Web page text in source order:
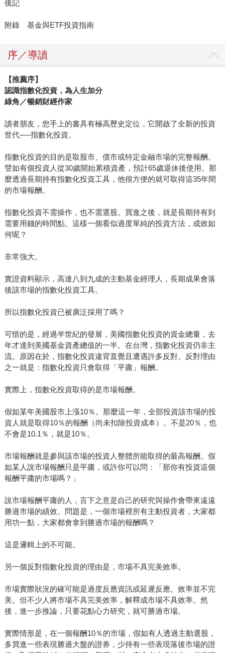
後記
附錄 基金與ETF投資指南
序／導讀
【推薦序】
認識指數化投資，為人生加分
綠角／暢銷財經作家
讀者朋友，您手上的書具有極高歷史定位，它開啟了全新的投資
世代──指數化投資。
指數化投資的目的是取股市、債市或特定金融市場的完整報酬。
譬如有個投資人從30歲開始累積資產，預計65歲退休後使用。那
麼透過長期持有指數化投資工具，他很方便的就可取得這35年間
的市場報酬。
指數化投資不需操作，也不需選股。買進之後，就是長期持有到
需要用錢的時間點。這樣一個看似過度單純的投資方法，成效如
何呢？
非常強大。
實證資料顯示，高達八到九成的主動基金經理人，長期成果會落
後該市場的指數化投資工具。
所以指數化投資已被廣泛採用了嗎？
可惜的是，經過半世紀的發展，美國指數化投資的資金總量，去
年才達到美國基金資產總值的一半。在台灣，指數化投資仍非主
流。原因在於，指數化投資違背直覺且遭遇許多反對。反對理由
之一就是：指數化投資只會取得「平庸」報酬。
實際上，指數化投資取得的是市場報酬。
假如某年美國股市上漲10％。那麼這一年，全部投資該市場的投
資人就是取得10％的報酬（尚未扣除投資成本）。不是20％，也
不會是10.1％，就是10％。
市場報酬就是參與該市場的投資人整體所能取得的最高報酬。假
如某人說市場報酬只是平庸，或許你可以問：「那你有投資這個
報酬平庸的市場嗎？」
說市場報酬平庸的人，言下之意是自己的研究與操作會帶來遠遠
勝過市場的績效。問題是，一個市場裡所有主動投資者，大家都
用功一點，大家都會拿到勝過市場的報酬嗎？
這是邏輯上的不可能。
另一個反對指數化投資的理由是，市場不具完美效率。
市場實際狀況的確可能是過度反應資訊或延遲反應。效率並不完
美。但不少人將市場不具完美效率，解釋成市場不具效率。然
後，進一步推論，只要花點心力研究，就可勝過市場。
實際情形是，在一個報酬10％的市場，假如有人透過主動選股，
多買進一些表現勝過大盤的證券，少持有一些表現落後市場的證